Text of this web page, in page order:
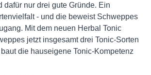
dafür nur drei gute Gründe. Ein
- und die beweist Schweppes
Mit dem neuen Herbal Tonic
jetzt insgesamt drei Tonic-Sorten
die hauseigene Tonic-Kompetenz